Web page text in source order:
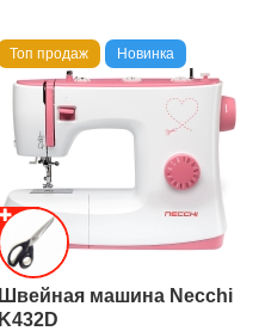
Топ продаж Новинка
Швейная машина Necchi
K432D